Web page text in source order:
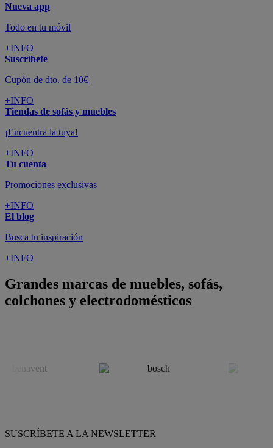
Nueva app
Todo en tu móvil
+INFO
Suscríbete
Cupón de dto. de 10€
+INFO
Tiendas de sofás y muebles
¡Encuentra la tuya!
+INFO
Tu cuenta
Promociones exclusivas
+INFO
El blog
Busca tu inspiración
+INFO
Grandes marcas de muebles, sofás,
colchones y electrodomésticos
SUSCRÍBETE A LA NEWSLETTER